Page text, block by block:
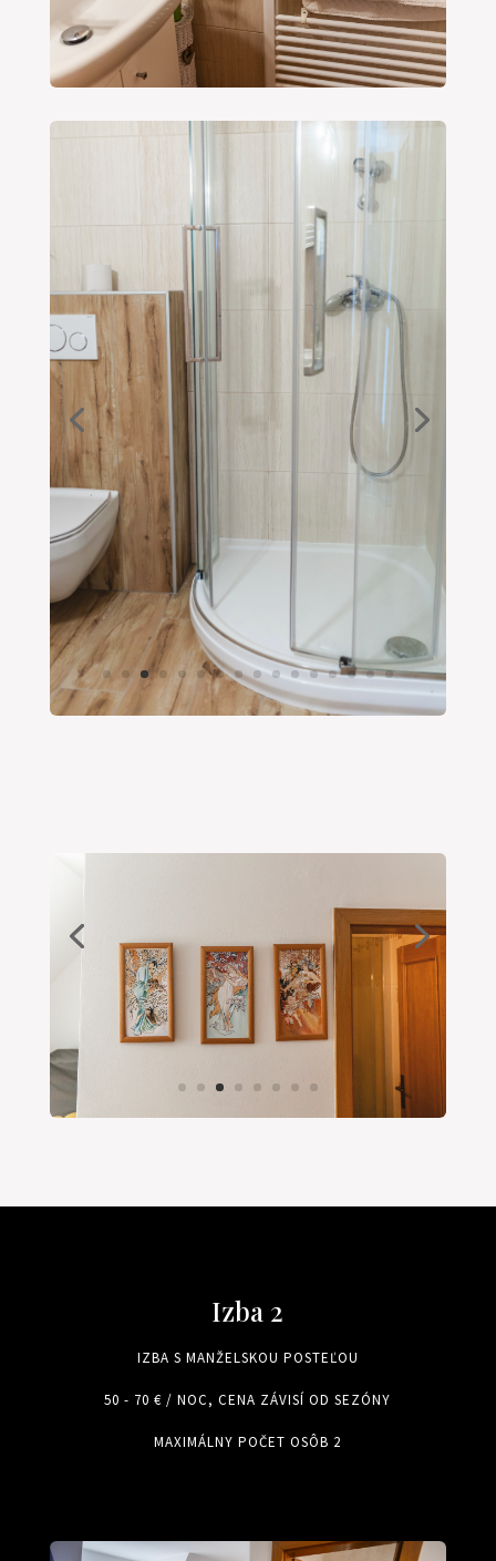
Izba 2
IZBA S MANŽELSKOU POSTEĽOU
50 - 70 € / NOC, CENA ZÁVISÍ OD SEZÓNY
MAXIMÁLNY POČET OSÔB 2